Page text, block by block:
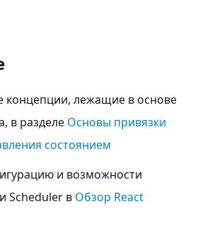
концепции, лежащие в основе
в разделе Основы привязки
состоянием
и возможности
Scheduler в Обзор React